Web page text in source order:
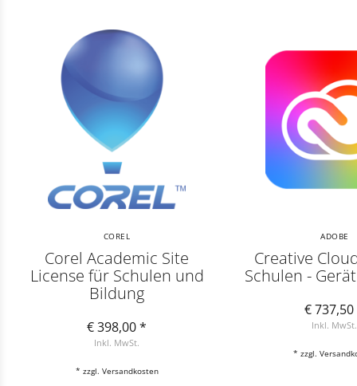
COREL
Corel Academic Site
License für Schulen und
Bildung
€ 398,00 *
Inkl. MwSt.
* zzgl. Versandkosten
ADOBE
Creative
Schulen -
€
Inkl. MwSt.
* zzgl.